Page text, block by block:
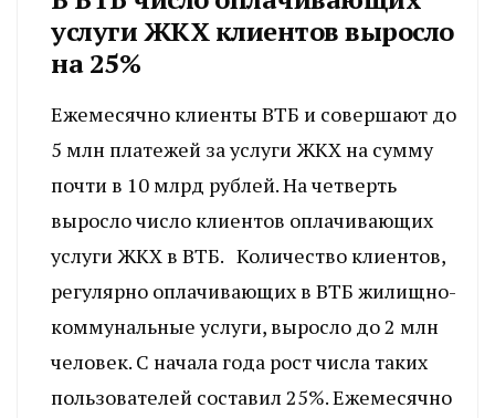
услуги ЖКХ клиентов выросло
на 25%
Ежемесячно клиенты ВТБ и совершают до
5 млн платежей за услуги ЖКХ на сумму
почти в 10 млрд рублей. На четверть
выросло число клиентов оплачивающих
услуги ЖКХ в ВТБ. Количество клиентов,
регулярно оплачивающих в ВТБ жилищно-
коммунальные услуги, выросло до 2 млн
человек. С начала года рост числа таких
пользователей составил 25%. Ежемесячно